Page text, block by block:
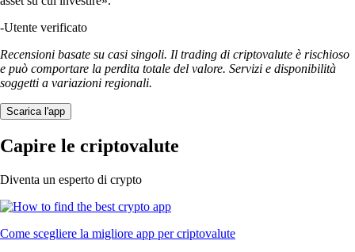
-Utente verificato
Recensioni basate su casi singoli. Il trading di criptovalute è rischioso
e può comportare la perdita totale del valore. Servizi e disponibilità
soggetti a variazioni regionali.
Scarica l'app
Capire le criptovalute
Diventa un esperto di crypto
Come scegliere la migliore app per criptovalute